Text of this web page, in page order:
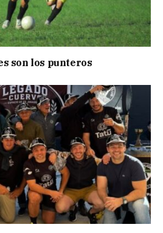
son los punteros